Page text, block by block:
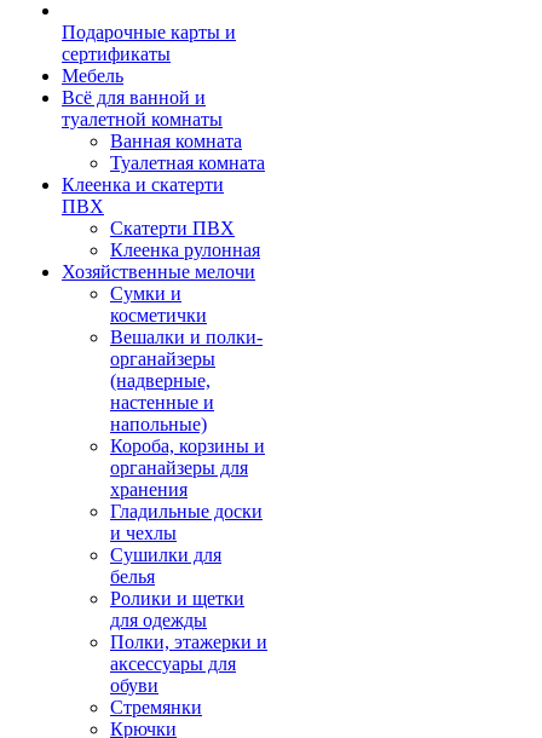
Подарочные карты и
сертификаты
Мебель
Всё для ванной и
туалетной комнаты
Ванная комната
Туалетная комната
Клеенка и скатерти
ПВХ
Скатерти ПВХ
Клеенка рулонная
Хозяйственные мелочи
Сумки и
косметички
Вешалки и полки-
органайзеры
(надверные,
настенные и
напольные)
Короба, корзины и
органайзеры для
хранения
Гладильные доски
и чехлы
Сушилки для
белья
Ролики и щетки
для одежды
Полки, этажерки и
аксессуары для
обуви
Стремянки
Крючки